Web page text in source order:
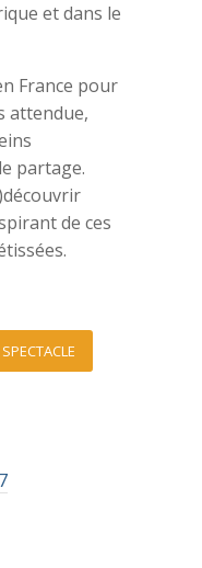
et dans le
France pour
attendue,
partage.
de ces